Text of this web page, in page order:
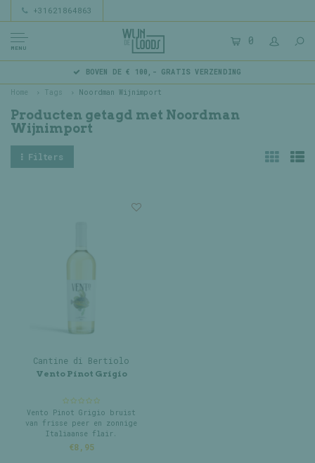
+31621864863
MENU
0
BOVEN DE € 100,- GRATIS VERZENDING
Home Tags Noordman Wijnimport
Producten getagd met Noordman
Wijnimport
Filters
Cantine di Bertiolo
Vento Pinot Grigio
Vento Pinot Grigio bruist
van frisse peer en zonnige
Italiaanse flair.
€8,95